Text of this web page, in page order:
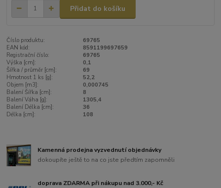
Přidat do košíku
Číslo produktu:
69765
EAN kód:
8591199697659
Registrační číslo:
69765
Výška [cm]:
0,1
Šířka / průměr [cm]:
69
Hmotnost 1 ks [g]:
52,2
Objem [m3]:
0,000745
Balení Šířka [cm]:
8
Balení Váha [g]:
1305,4
Balení Délka [cm]:
36
Délka [cm]:
108
Kamenná prodejna vyzvednutí objednávky
dokoupíte ještě to na co jste předtím zapomněli
doprava ZDARMA při nákupu nad 3.000,- Kč